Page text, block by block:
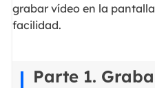
grabar vídeo en la
facilidad.
Parte 1.